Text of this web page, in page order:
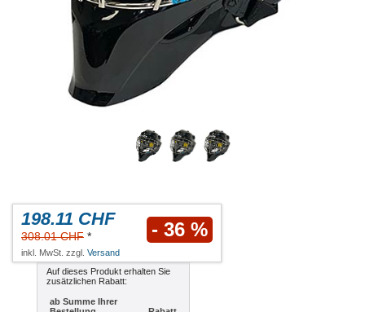
198.11 CHF
308.01 CHF * - 36 %
inkl. MwSt. zzgl. Versand
Auf dieses Produkt erhalten Sie
zusätzlichen Rabatt:
ab Summe Ihrer